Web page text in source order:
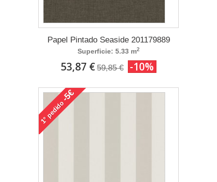
Papel Pintado Seaside 201179889
Superficie: 5.33 m2
53,87 € 59,85 € -10%
1°
pedido
-5€